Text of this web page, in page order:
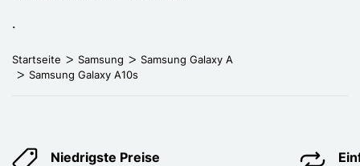
.
Startseite Samsung
Samsung Galaxy A
Samsung Galaxy A10s
Niedrigste Preise